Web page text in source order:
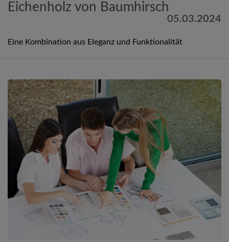
Eichenholz von Baumhirsch
05.03.2024
Eine Kombination aus Eleganz und Funktionalität